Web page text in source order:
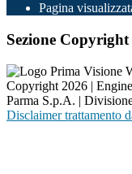
Pagina
Sezione Copyright
Copyright 2026 |
Parma S.p.A. |
Disclaimer trattamento